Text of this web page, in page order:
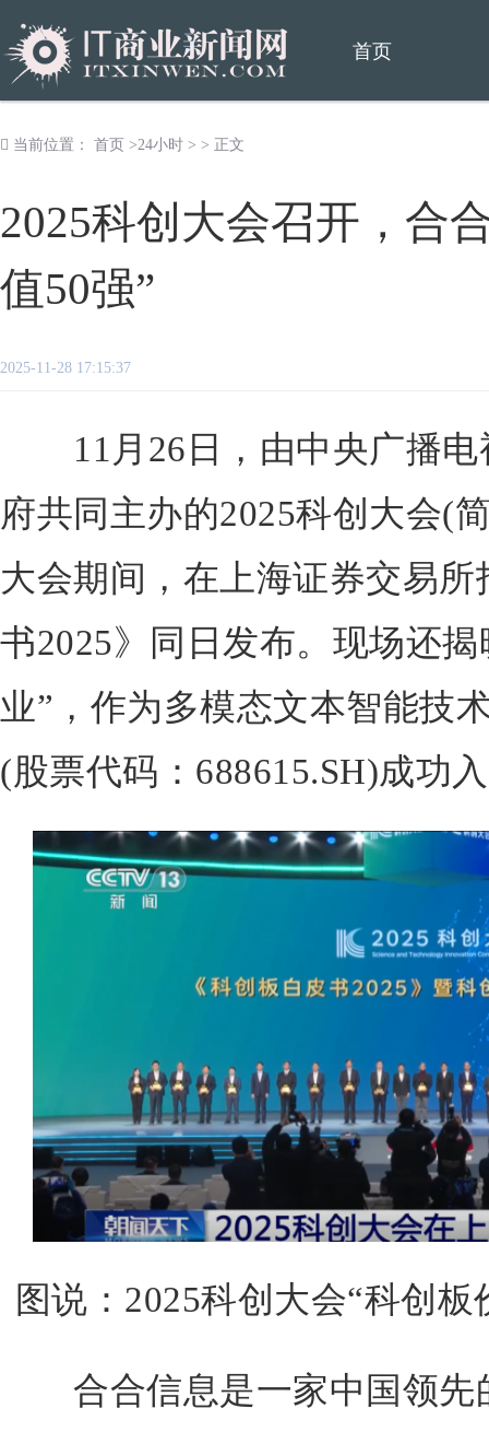
首页
当前位置： 首页 >24小时 > > 正文
2025科创大会召开，合
值50强”
2025-11-28 17:15:37
11月26日，由中央广播电
府共同主办的2025科创大会(
大会期间，在上海证券交易
书2025》同日发布。现场还
业”，作为多模态文本智能技
(股票代码：688615.SH)成功
图说：2025科创大会“科创
合合信息是一家中国领先